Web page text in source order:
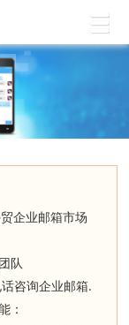
企业邮箱市场
队
咨询企业邮箱.
：